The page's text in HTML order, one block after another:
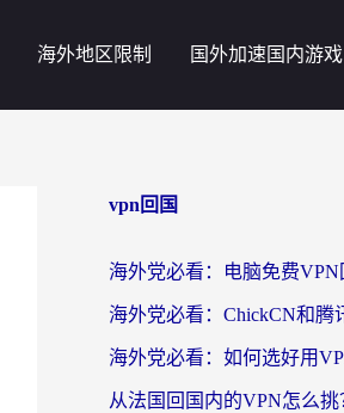
海外地区限制 国外加速国内游戏
vpn回国